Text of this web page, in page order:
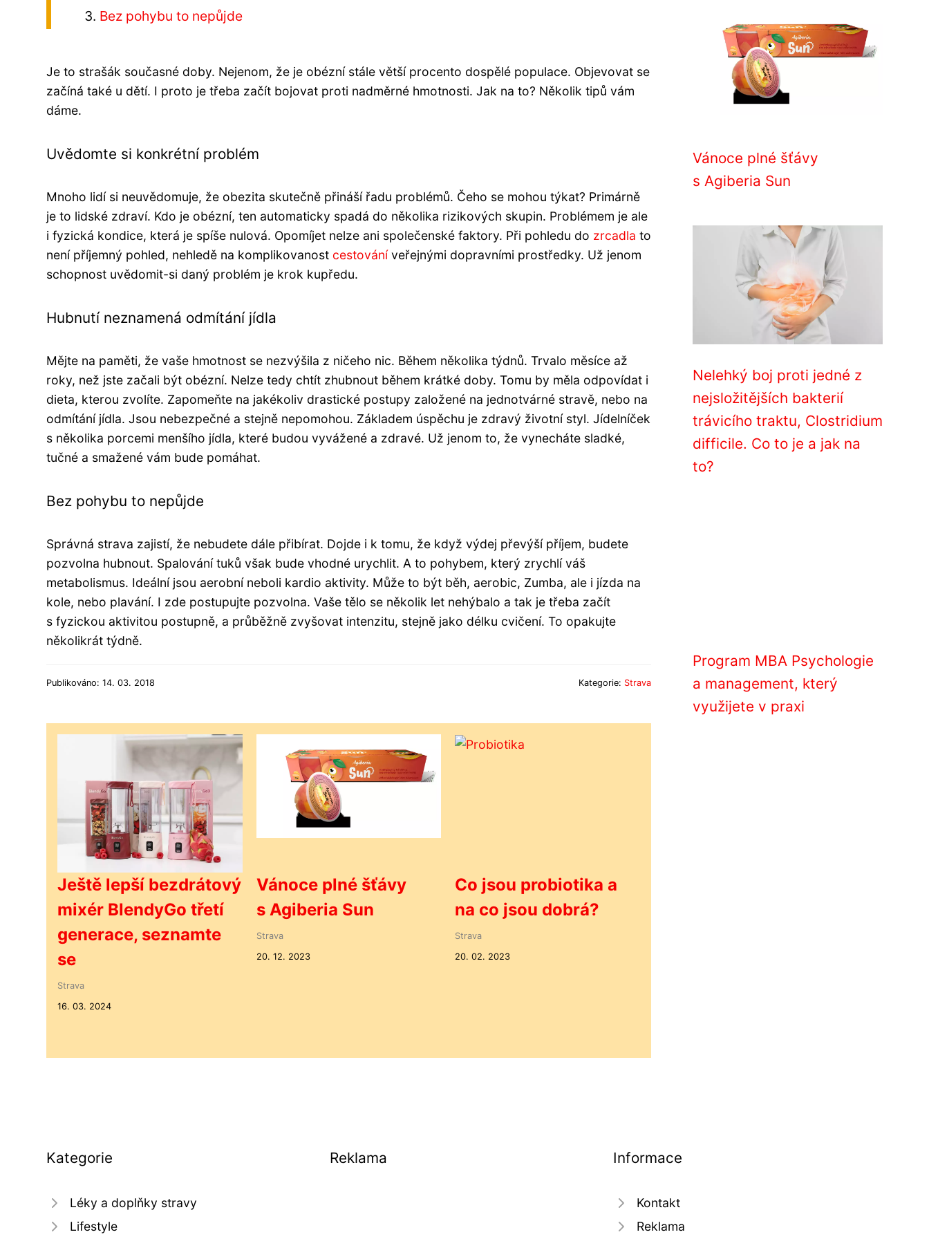
Bez pohybu to nepůjde
Je to strašák současné doby. Nejenom, že je obézní stále větší procento dospělé populace. Objevovat se
začíná také u dětí. I proto je třeba začít bojovat proti nadměrné hmotnosti. Jak na to? Několik tipů vám
dáme.
Uvědomte si konkrétní problém
Mnoho lidí si neuvědomuje, že obezita skutečně přináší řadu problémů. Čeho se mohou týkat? Primárně
je to lidské zdraví. Kdo je obézní, ten automaticky spadá do několika rizikových skupin. Problémem je ale
i fyzická kondice, která je spíše nulová. Opomíjet nelze ani společenské faktory. Při pohledu do zrcadla to
není příjemný pohled, nehledě na komplikovanost cestováníveřejnými dopravními prostředky. Už jenom
schopnost uvědomit-si daný problém je krok kupředu.
Hubnutí neznamená odmítání jídla
Mějte na paměti, že vaše hmotnost se nezvýšila z ničeho nic. Během několika týdnů. Trvalo měsíce až
roky, než jste začali být obézní. Nelze tedy chtít zhubnout během krátké doby. Tomu by měla odpovídat i
dieta, kterou zvolíte. Zapomeňte na jakékoliv drastické postupy založené na jednotvárné stravě, nebo na
odmítání jídla. Jsou nebezpečné a stejně nepomohou. Základem úspěchu je zdravý životní styl. Jídelníček
s několika porcemi menšího jídla, které budou vyvážené a zdravé. Už jenom to, že vynecháte sladké,
tučné a smažené vám bude pomáhat.
Bez pohybu to nepůjde
Správná strava zajistí, že nebudete dále přibírat. Dojde i k tomu, že když výdej převýší příjem, budete
pozvolna hubnout. Spalování tuků však bude vhodné urychlit. A to pohybem, který zrychlí váš
metabolismus. Ideální jsou aerobní neboli kardio aktivity. Může to být běh, aerobic, Zumba, ale i jízda na
kole, nebo plavání. I zde postupujte pozvolna. Vaše tělo se několik let nehýbalo a tak je třeba začít
s fyzickou aktivitou postupně, a průběžně zvyšovat intenzitu, stejně jako délku cvičení. To opakujte
několikrát týdně.
Publikováno: 14. 03. 2018 Kategorie: Strava
Ještě lepší bezdrátový
mixér BlendyGo třetí
generace, seznamte
se
Strava
16. 03. 2024
Vánoce plné šťávy
s Agiberia Sun
Strava
20. 12. 2023
Co jsou probiotika a
na co jsou dobrá?
Strava
20. 02. 2023
Vánoce plné šťávy
s Agiberia Sun
Nelehký boj proti jedné z
nejsložitějších bakterií
trávicího traktu, Clostridium
difficile. Co to je a jak na
to?
Program MBA Psychologie
a management, který
využijete v praxi
Kategorie
Léky a doplňky stravy
Lifestyle
Reklama Informace
Kontakt
Reklama